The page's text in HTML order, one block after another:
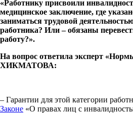
«Работнику присвоили
медицинское заключение, где
заниматься трудовой
работника? Или – обязаны
работу?».
На вопрос ответила эксперт
ХИКМАТОВА:
– Гарантии для этой категории
Законе «О правах лиц с